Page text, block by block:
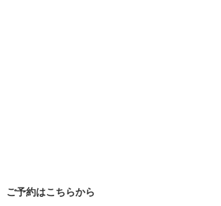
ご予約はこちらから